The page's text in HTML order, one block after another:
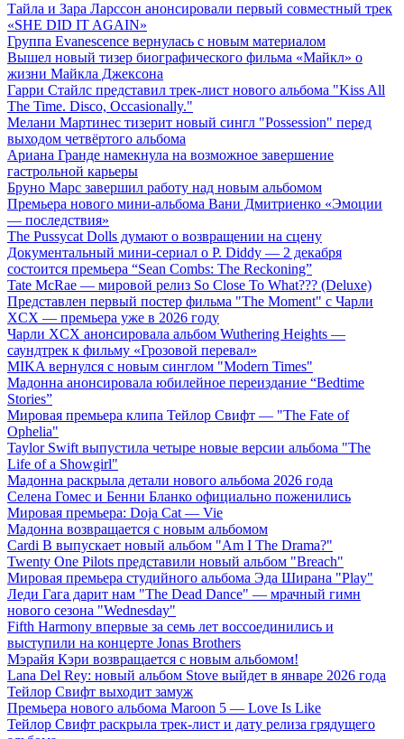
Тайла и Зара Ларссон анонсировали первый совместный трек
«SHE DID IT AGAIN»
Группа Evanescence вернулась с новым материалом
Вышел новый тизер биографического фильма «Майкл» о
жизни Майкла Джексона
Гарри Стайлс представил трек-лист нового альбома "Kiss All
The Time. Disco, Occasionally."
Мелани Мартинес тизерит новый сингл "Possession" перед
выходом четвёртого альбома
Ариана Гранде намекнула на возможное завершение
гастрольной карьеры
Бруно Марс завершил работу над новым альбомом
Премьера нового мини-альбома Вани Дмитриенко «Эмоции
— последствия»
The Pussycat Dolls думают о возвращении на сцену
Документальный мини-сериал о P. Diddy — 2 декабря
состоится премьера “Sean Combs: The Reckoning”
Tate McRae — мировой релиз So Close To What??? (Deluxe)
Представлен первый постер фильма "The Moment" с Чарли
XCX — премьера уже в 2026 году
Чарли XCX анонсировала альбом Wuthering Heights —
саундтрек к фильму «Грозовой перевал»
MIKA вернулся с новым синглом "Modern Times"
Мадонна анонсировала юбилейное переиздание “Bedtime
Stories”
Мировая премьера клипа Тейлор Свифт — "The Fate of
Ophelia"
Taylor Swift выпустила четыре новые версии альбома "The
Life of a Showgirl"
Мадонна раскрыла детали нового альбома 2026 года
Селена Гомес и Бенни Бланко официально поженились
Мировая премьера: Doja Cat — Vie
Мадонна возвращается с новым альбомом
Cardi B выпускает новый альбом "Am I The Drama?"
Twenty One Pilots представили новый альбом "Breach"
Мировая премьера студийного альбома Эда Ширана "Play"
Леди Гага дарит нам "The Dead Dance" — мрачный гимн
нового сезона "Wednesday"
Fifth Harmony впервые за семь лет воссоединились и
выступили на концерте Jonas Brothers
Мэрайя Кэри возвращается с новым альбомом!
Lana Del Rey: новый альбом Stove выйдет в январе 2026 года
Тейлор Свифт выходит замуж
Премьера нового альбома Maroon 5 — Love Is Like
Тейлор Свифт раскрыла трек-лист и дату релиза грядущего